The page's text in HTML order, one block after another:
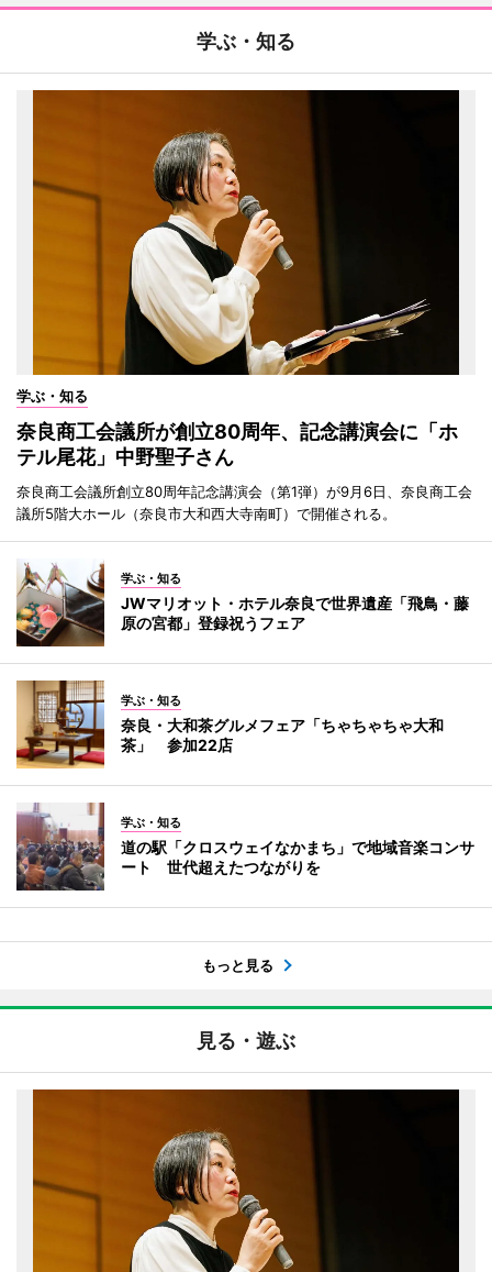
学ぶ・知る
学ぶ・知る
奈良商工会議所が創立80周年、記念講演会に「ホ
テル尾花」中野聖子さん
奈良商工会議所創立80周年記念講演会（第1弾）が9月6日、奈良商工会
議所5階大ホール（奈良市大和西大寺南町）で開催される。
学ぶ・知る
JWマリオット・ホテル奈良で世界遺産「飛鳥・藤
原の宮都」登録祝うフェア
学ぶ・知る
奈良・大和茶グルメフェア「ちゃちゃちゃ大和
茶」 参加22店
学ぶ・知る
道の駅「クロスウェイなかまち」で地域音楽コンサ
ート 世代超えたつながりを
もっと見る
見る・遊ぶ